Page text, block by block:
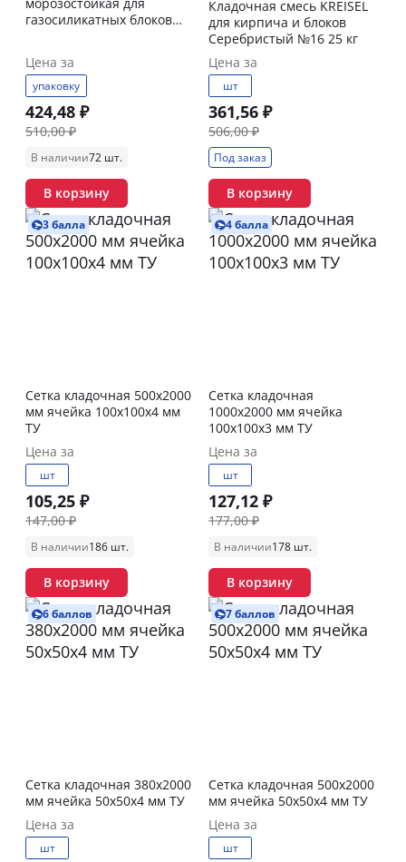
газосиликатных блоков
Цена за
упаковку
424,48 ₽
510,00 ₽
В наличии72 шт.
В корзину
Кладочная смесь KREISEL
для кирпича и блоков
Серебристый №16 25 кг
Цена за
шт
361,56 ₽
506,00 ₽
Под заказ
В корзину
3 балла
Сетка кладочная 500х2000
мм ячейка 100х100х4 мм
ТУ
Цена за
шт
105,25 ₽
147,00 ₽
В наличии186 шт.
В корзину
4 балла
Сетка кладочная
1000х2000 мм ячейка
100х100х3 мм ТУ
Цена за
шт
127,12 ₽
177,00 ₽
В наличии178 шт.
В корзину
6 баллов
Сетка кладочная 380х2000
мм ячейка 50х50х4 мм ТУ
Цена за
шт
7 баллов
Сетка кладочная 500х2000
мм ячейка 50х50х4 мм ТУ
Цена за
шт